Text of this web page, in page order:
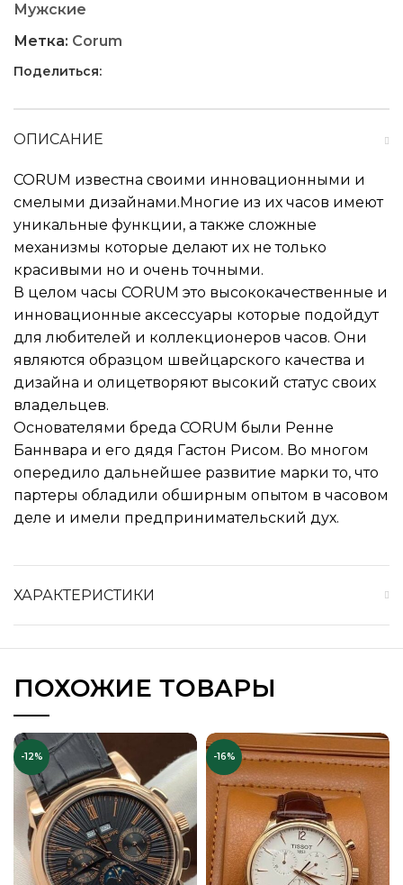
Мужские
Метка: Corum
Поделиться:
ОПИСАНИЕ
CORUM известна своими инновационными и
смелыми дизайнами.Многие из их часов имеют
уникальные функции, а также сложные
механизмы которые делают их не только
красивыми но и очень точными.
В целом часы CORUM это высококачественные и
инновационные аксессуары которые подойдут
для любителей и коллекционеров часов. Они
являются образцом швейцарского качества и
дизайна и олицетворяют высокий статус своих
владельцев.
Основателями бреда CORUM были Ренне
Баннвара и его дядя Гастон Рисом. Во многом
опередило дальнейшее развитие марки то, что
партеры обладили обширным опытом в часовом
деле и имели предпринимательский дух.
ХАРАКТЕРИСТИКИ
ПОХОЖИЕ ТОВАРЫ
-12% -16%